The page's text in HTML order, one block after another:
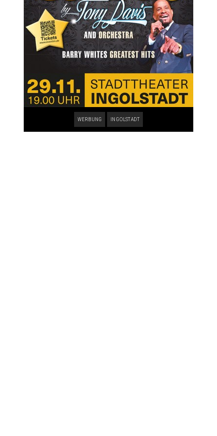
WERBUNG INGOLSTADT